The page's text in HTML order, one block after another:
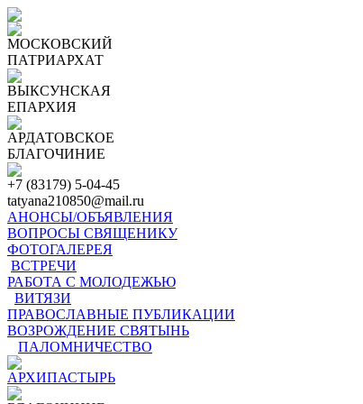
МОСКОВСКИЙ
ПАТРИАРХАТ
ВЫКСУНСКАЯ
ЕПАРХИЯ
АРДАТОВСКОЕ
БЛАГОЧИНИЕ
+7 (83179) 5-04-45
tatyana210850@mail.ru
АНОНСЫ/ОБЪЯВЛЕНИЯ
ВОПРОСЫ СВЯЩЕНИКУ
ФОТОГАЛЕРЕЯ
ВСТРЕЧИ
РАБОТА С МОЛОДЕЖЬЮ
ВИТЯЗИ
ПРАВОСЛАВНЫЕ ПУБЛИКАЦИИ
ВОЗРОЖДЕНИЕ СВЯТЫНЬ
ПАЛОМНИЧЕСТВО
АРХИПАСТЫРЬ